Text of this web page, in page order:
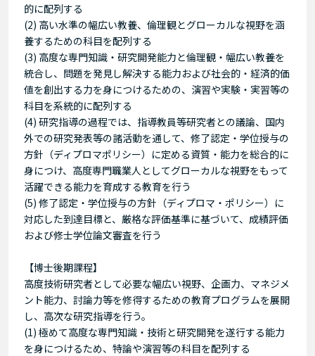
的に配列する
(2) 高い水準の幅広い教養、倫理観とグローカルな視野を涵
養するための科目を配列する
(3) 高度な専門知識・研究開発能力と倫理観・幅広い教養を
統合し、問題を発見し解決する能力および社会的・経済的価
値を創出する力を身につけるための、演習や実験・実習等の
科目を系統的に配列する
(4) 研究指導の過程では、指導教員等研究者との議論、国内
外での研究発表等の諸活動を通して、修了認定・学位授与の
方針（ディプロマポリシー）に定める資質・能力を総合的に
身につけ、高度専門職業人としてグローカルな視野をもって
活躍できる能力を育成する教育を行う
(5) 修了認定・学位授与の方針（ディプロマ・ポリシー）に
対応した到達目標と、厳格な評価基準に基づいて、成績評価
および修士学位論文審査を行う
【博士後期課程】
高度技術研究者として必要な幅広い視野、企画力、マネジメ
ント能力、討論力等を修得するための教育プログラムを展開
し、高次な研究指導を行う。
(1) 極めて高度な専門知識・技術と研究開発を遂行する能力
を身につけるため、特論や演習等の科目を配列する